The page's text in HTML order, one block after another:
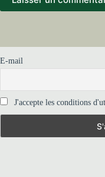
E-mail
J'accepte les conditions